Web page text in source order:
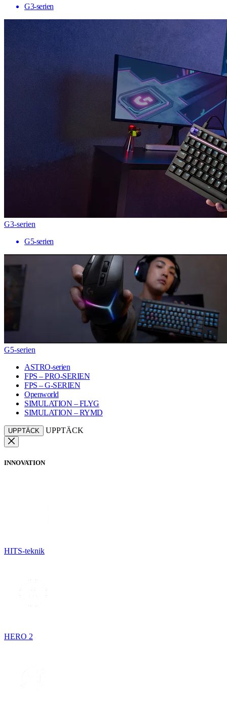
G3-serien
G3-serien
G5-serien
G5-serien
ASTRO-serien
FPS – PRO-SERIEN
FPS – G-SERIEN
Openworld
SIMULATION – FLYG
SIMULATION – RYMD
UPPTÄCK UPPTÄCK
INNOVATION
HITS-teknik
HERO 2